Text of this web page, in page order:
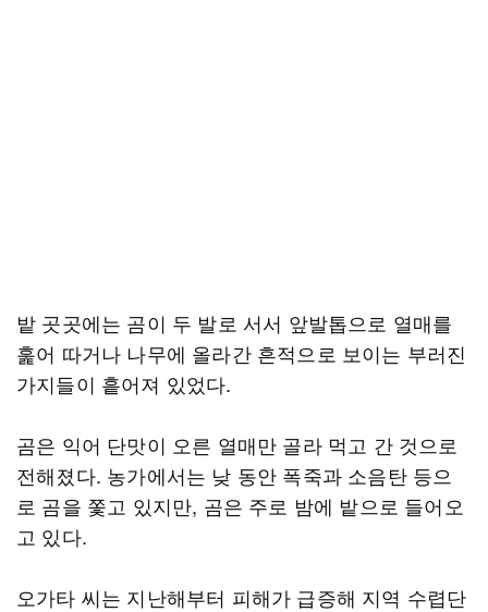
밭 곳곳에는 곰이 두 발로 서서 앞발톱으로 열매를
훑어 따거나 나무에 올라간 흔적으로 보이는 부러진
가지들이 흩어져 있었다.
곰은 익어 단맛이 오른 열매만 골라 먹고 간 것으로
전해졌다. 농가에서는 낮 동안 폭죽과 소음탄 등으
로 곰을 쫓고 있지만, 곰은 주로 밤에 밭으로 들어오
고 있다.
오가타 씨는 지난해부터 피해가 급증해 지역 수렵단